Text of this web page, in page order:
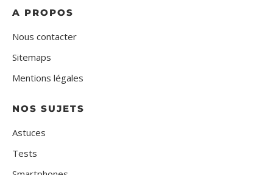
A PROPOS
Nous contacter
Sitemaps
Mentions légales
NOS SUJETS
Astuces
Tests